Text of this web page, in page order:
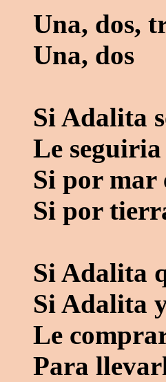
Una, dos,
Una, dos
Si Adalita
Le
Si por mar
Si por
Si Adalita
Si Adalita
Le
Para